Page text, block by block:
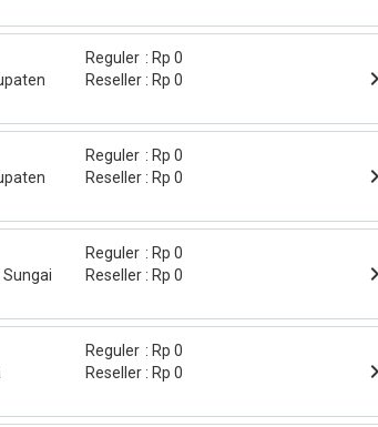
Reguler
Rp 0
Reseller
Rp 0
Reguler
Rp 0
Reseller
Rp 0
Sungai
Reguler
Rp 0
Reseller
Rp 0
Reguler
Rp 0
Reseller
Rp 0